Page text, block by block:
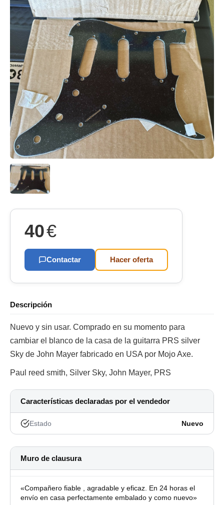
40€
Contactar Hacer oferta
Descripción
Nuevo y sin usar. Comprado en su momento para
cambiar el blanco de la casa de la guitarra PRS silver
Sky de John Mayer fabricado en USA por Mojo Axe.
Paul reed smith, Silver Sky, John Mayer, PRS
Características declaradas por el vendedor
Estado Nuevo
Muro de clausura
«Compañero fiable , agradable y eficaz. En 24 horas el
envío en casa perfectamente embalado y como nuevo»